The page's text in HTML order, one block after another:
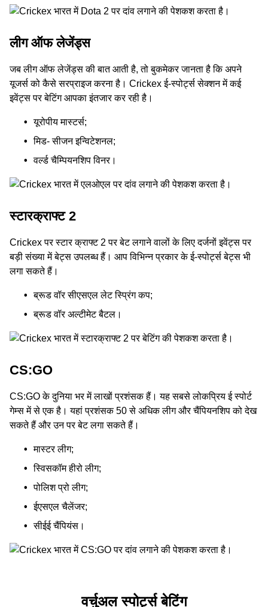
लीग ऑफ लेजेंड्स
जब लीग ऑफ लेजेंड्स की बात आती है, तो बुकमेकर जानता है कि अपने
यूजर्स को कैसे सरप्राइज करना है। Crickex ई-स्पोर्ट्स सेक्शन में कई
इवेंट्स पर बेटिंग आपका इंतजार कर रही है।
यूरोपीय मास्टर्स;
मिड- सीजन इन्विटेशनल;
वर्ल्ड चैम्पियनशिप विनर।
स्टारक्राफ्ट 2
Crickex पर स्‍टार क्राफ्ट 2 पर बेट लगाने वालों के लिए दर्जनों इवेंट्स पर
बड़ी संख्या में बेट्स उपलब्ध हैं। आप विभिन्न प्रकार के ई-स्पोर्ट्स बेट्स भी
लगा सकते हैं।
ब्रूड वॉर सीएसएल लेट स्प्रिंग कप;
ब्रूड वॉर अल्टीमेट बैटल।
CS:GO
CS:GO के दुनिया भर में लाखों प्रशंसक हैं। यह सबसे लोकप्रिय ई स्पोर्ट
गेम्स में से एक है। यहां प्रशंसक 50 से अधिक लीग और चैंपियनशिप को देख
सकते हैं और उन पर बेट लगा सकते हैं।
मास्टर लीग;
स्विसकॉम हीरो लीग;
पोलिश प्रो लीग;
ईएसएल चैलेंजर;
सीईई चैंपियंस।
वर्चुअल स्पोर्ट्स बेटिंग